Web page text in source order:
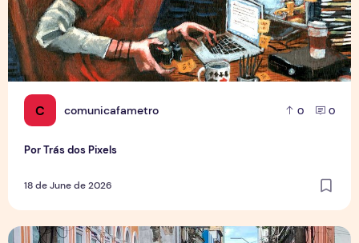
C comunicafametro 0 0
Por Trás dos Pixels
18 de June de 2026
Copa aquece vendas em setores específicos, mas não